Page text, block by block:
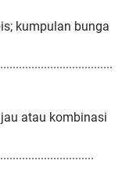
kumpulan bunga
atau kombinasi